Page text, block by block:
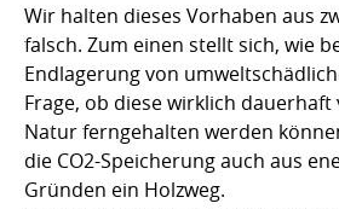
Wir halten dieses Vorhaben aus
falsch. Zum einen stellt sich, wie
Endlagerung von
Frage, ob diese wirklich
Natur ferngehalten werden
die CO2-Speicherung auch aus
Gründen ein Holzweg.